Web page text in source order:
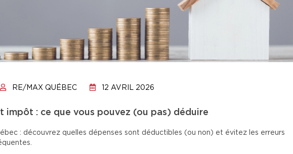
RE/MAX QUÉBEC 12 AVRIL 2026
impôt : ce que vous pouvez (ou pas) déduire
: découvrez quelles dépenses sont déductibles (ou non) et évitez les erreurs